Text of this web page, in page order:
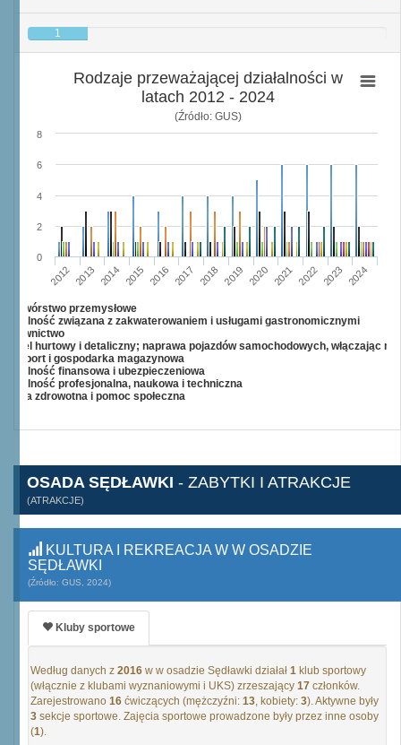
1
Rodzaje przeważającej działalności w
latach 2012 - 2024
(Źródło: GUS)
2012 2013 2014 2015 2016 2017 2018 2019 2020 2021 2022 2023 2024
0
2
4
6
8
przemysłowe
związana z zakwaterowaniem i usługami gastronomicznymi
hurtowy i detaliczny; naprawa pojazdów samochodowych, włączając
i gospodarka magazynowa
finansowa i ubezpieczeniowa
profesjonalna, naukowa i techniczna
zdrowotna i pomoc społeczna
OSADA SĘDŁAWKI - ZABYTKI I ATRAKCJE
(ATRAKCJE)
KULTURA I REKREACJA W W OSADZIE
SĘDŁAWKI
(Źródło: GUS, 2024)
Kluby sportowe
Według danych z 2016 w w osadzie Sędławki działał 1 klub sportowy
(włącznie z klubami wyznaniowymi i UKS) zrzeszający 17 członków.
Zarejestrowano 16 ćwiczących (mężczyźni: 13, kobiety: 3). Aktywne były
3 sekcje sportowe. Zajęcia sportowe prowadzone były przez inne osoby
(1).